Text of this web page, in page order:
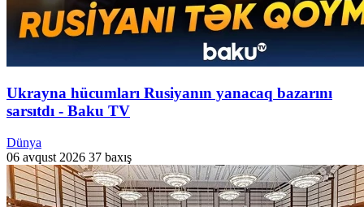
Ukrayna hücumları Rusiyanın yanacaq bazarını
sarsıtdı - Baku TV
Dünya
06 avqust 2026 37 baxış